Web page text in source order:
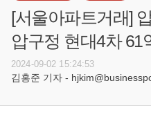
[서울아파트거래]
압구정 현대4차 61
2024-09-02 15:24:53
김홍준 기자 -